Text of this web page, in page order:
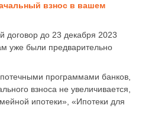
взнос в вашем
договор до 23 декабря 2023
уже были предварительно
программами банков,
взноса не увеличивается,
ипотеки», «Ипотеки для